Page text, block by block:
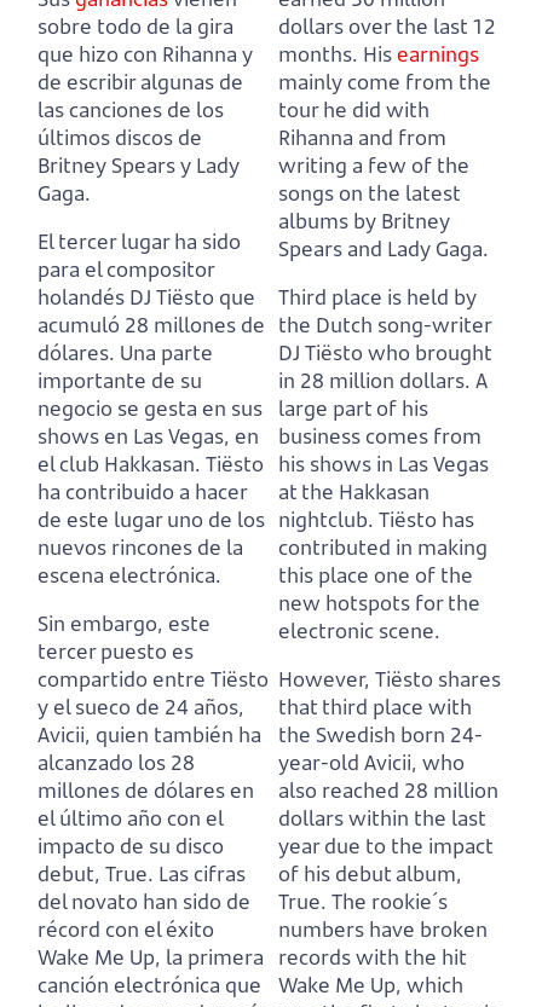
sobre todo de la gira
que hizo con Rihanna y
de escribir algunas de
las canciones de los
últimos discos de
Britney Spears y Lady
Gaga.
El tercer lugar ha sido
para el compositor
holandés DJ Tiësto que
acumuló 28 millones de
dólares. Una parte
importante de su
negocio se gesta en sus
shows en Las Vegas, en
el club Hakkasan. Tiësto
ha contribuido a hacer
de este lugar uno de los
nuevos rincones de la
escena electrónica.
Sin embargo, este
tercer puesto es
compartido entre Tiësto
y el sueco de 24 años,
Avicii, quien también ha
alcanzado los 28
millones de dólares en
el último año con el
impacto de su disco
debut, True. Las cifras
del novato han sido de
récord con el éxito
Wake Me Up, la primera
canción electrónica que
dollars over the last 12
months. Hisearnings
mainly come from the
tour he did with
Rihanna and from
writing a few of the
songs on the latest
albums by Britney
Spears and Lady Gaga.
Third place is held by
the Dutch song-writer
DJ Tiësto who brought
in 28 million dollars. A
large part of his
business comes from
his shows in Las Vegas
at the Hakkasan
nightclub. Tiësto has
contributed in making
this place one of the
new hotspots for the
electronic scene.
However, Tiësto shares
that third place with
the Swedish born 24-
year-old Avicii, who
also reached 28 million
dollars within the last
year due to the impact
of his debut album,
True. The rookie´s
numbers have broken
records with the hit
Wake Me Up, which